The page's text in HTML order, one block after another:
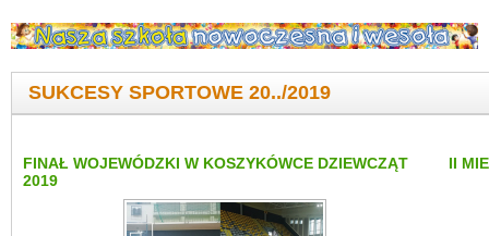
SUKCESY SPORTOWE 20../2019
FINAŁ WOJEWÓDZKI W KOSZYKÓWCE DZIEWCZĄT
2019
II